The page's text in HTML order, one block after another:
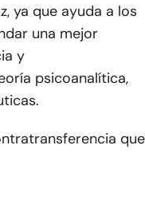
ya que ayuda a los
una mejor
y
psicoanalítica,
que